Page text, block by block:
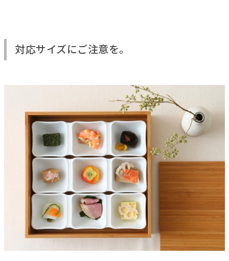
対応サイズにご注意を。